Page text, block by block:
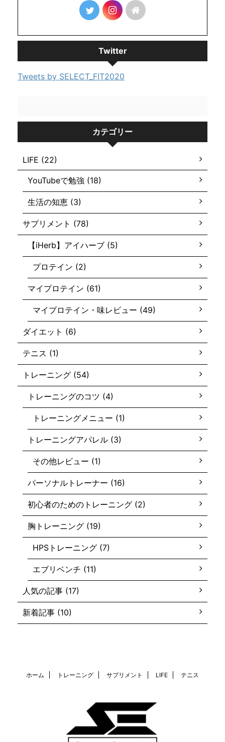
Twitter
Tweets by SELECT_FIT2020
カテゴリー
LIFE (22)
YouTubeで勉強 (18)
生活の知恵 (3)
サプリメント (78)
【iHerb】アイハーブ (5)
プロテイン (2)
マイプロテイン (61)
マイプロテイン・味レビュー (49)
ダイエット (6)
テニス (1)
トレーニング (54)
トレーニングのコツ (4)
トレーニングメニュー (1)
トレーニングアパレル (3)
その他レビュー (1)
パーソナルトレーナー (16)
初心者のためのトレーニング (2)
胸トレーニング (19)
HPSトレーニング (7)
エブリベンチ (11)
人気の記事 (17)
新着記事 (10)
ホーム トレーニング サプリメント LIFE テニス